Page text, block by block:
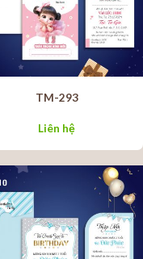
TM-293
Liên hệ